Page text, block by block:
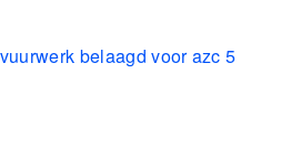
belaagd voor azc 5